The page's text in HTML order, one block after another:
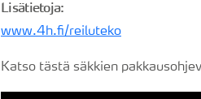
Lisätietoja:
www.4h.fi/reiluteko
Katso tästä säkkien